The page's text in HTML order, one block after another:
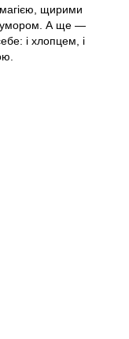
щирими
А ще —
і хлопцем, і